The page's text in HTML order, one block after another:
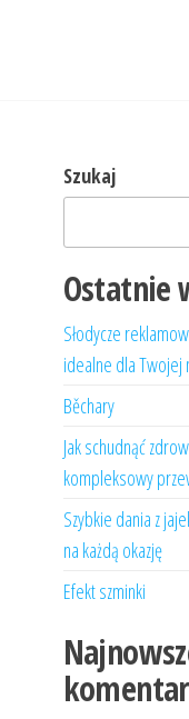
Szukaj
Ostatnie
Słodycze
idealne dla Twojej
Běchary
Jak schudnąć
kompleksowy
Szybkie dania z
na każdą okazję
Efekt szminki